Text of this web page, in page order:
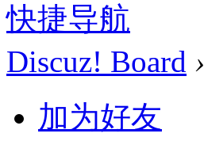
快捷导航
Discuz! Board ›
加为好友